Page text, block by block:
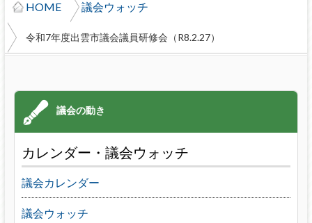
HOME 議会ウォッチ
令和7年度出雲市議会議員研修会（R8.2.27）
カレンダー・議会ウォッチ
議会カレンダー
議会ウォッチ